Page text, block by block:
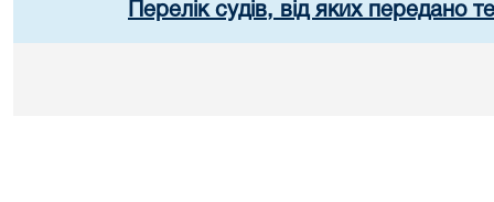
Перелік судів, від яких передано